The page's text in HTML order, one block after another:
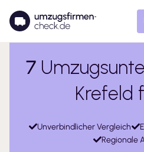
7
Krefeld
Unverbindlicher Vergleich
Regionale